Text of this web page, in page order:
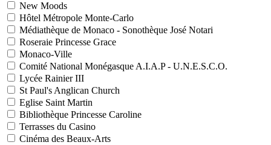
New Moods
Hôtel Métropole Monte-Carlo
Médiathèque de Monaco - Sonothèque José Notari
Roseraie Princesse Grace
Monaco-Ville
Comité National Monégasque A.I.A.P - U.N.E.S.C.O.
Lycée Rainier III
St Paul's Anglican Church
Eglise Saint Martin
Bibliothèque Princesse Caroline
Terrasses du Casino
Cinéma des Beaux-Arts